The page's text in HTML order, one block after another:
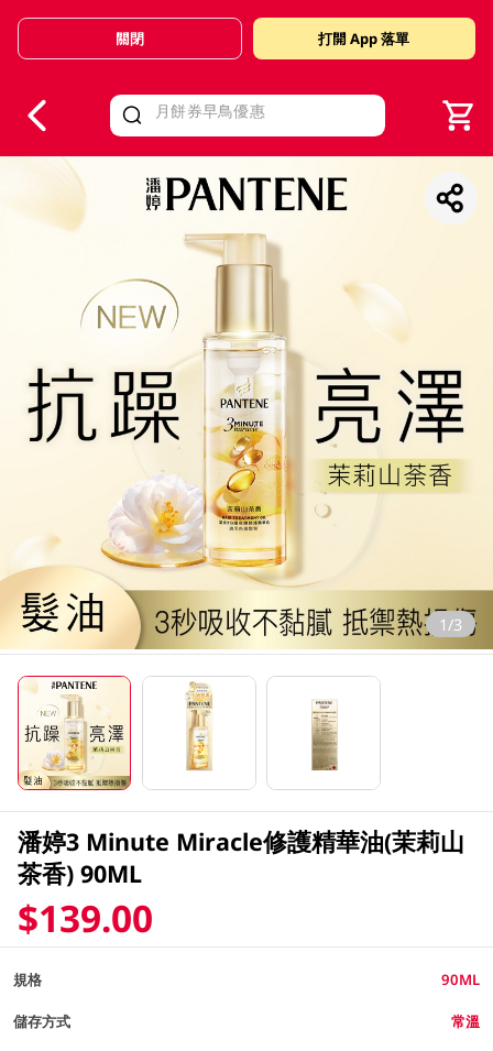
Valid Until 30 June 2026
關閉 打開 App 落單
1/3
潘婷3 Minute Miracle修護精華油(茉莉山
茶香) 90ML
$139.00
規格 90ML
儲存方式 常溫